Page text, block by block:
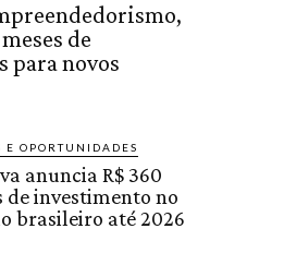
de
para novos
E OPORTUNIDADES
anuncia R$ 360
de investimento no
brasileiro até 2026